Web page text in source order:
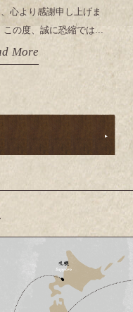
心より感謝申し上げま
この度、誠に恐縮では...
More